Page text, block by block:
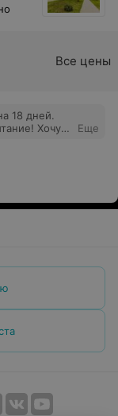
Все цены
18 дней.
Хочу
зал и
(Wifi,
и т.д.).
Еще